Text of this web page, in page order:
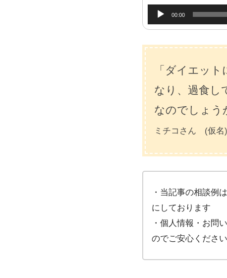
プ
ー
00:00
「ダイエッ
なり、過食し
なのでしょう
ミチコさん (仮
・当記事の相談例
にしております
・個人情報・お問
のでご安心ください